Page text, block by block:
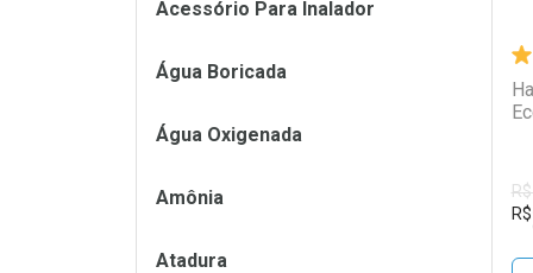
R$
Acessório Para Inalador
Água Boricada
Água Oxigenada
Amônia
Atadura